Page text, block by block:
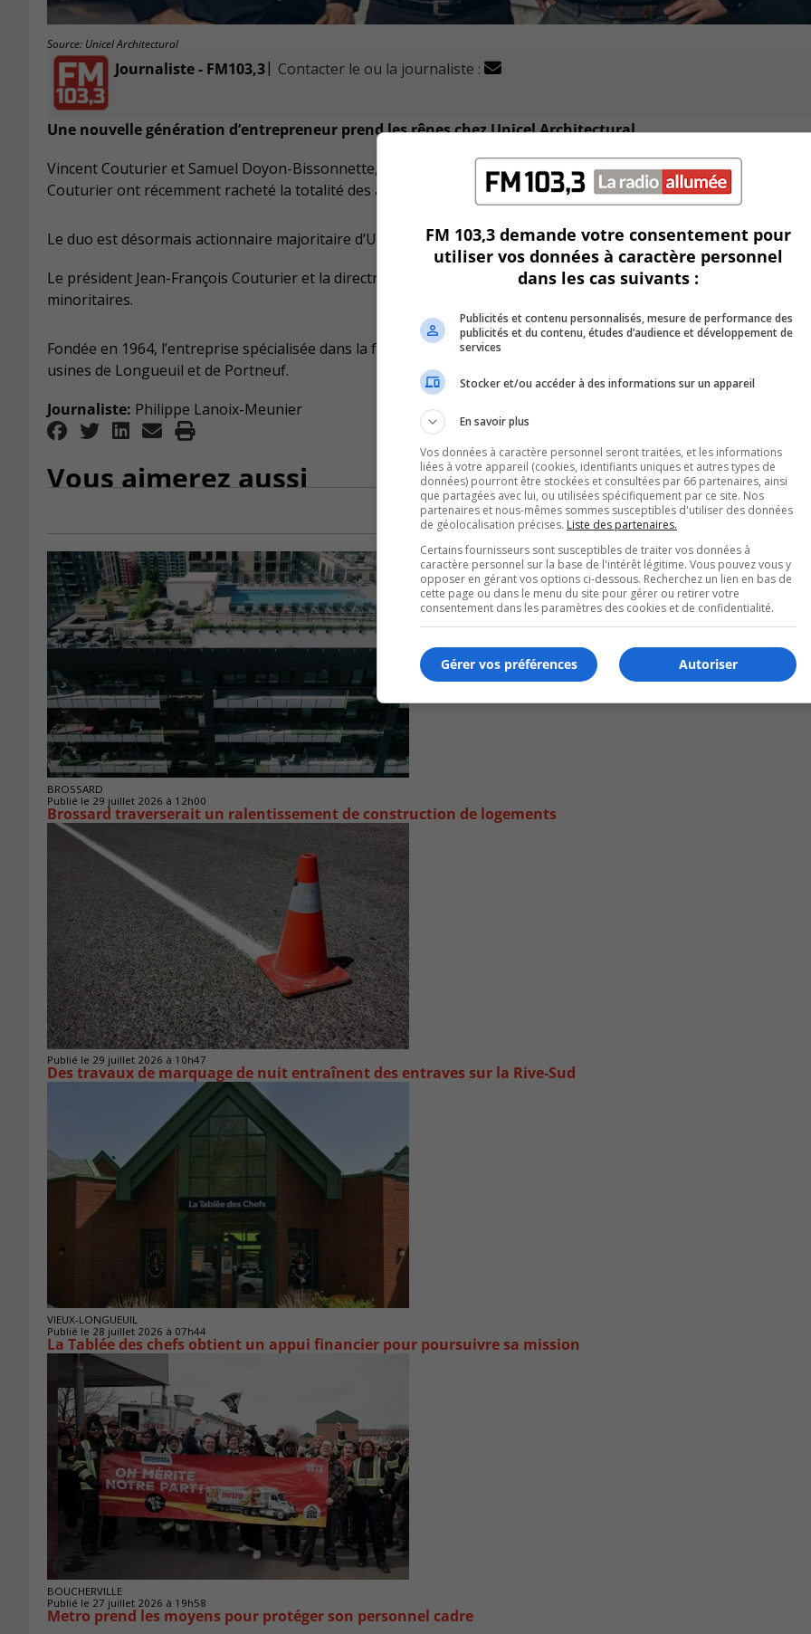
Source: Unicel Architectural
Journaliste - FM103,3| Contacter le ou la journaliste :
Une nouvelle génération d’entrepreneur prend les rênes chez Unicel Architectural.
Vincent Couturier et Samuel Doyon-Bissonnette, respectivement fils et beau-fils de l’actuel président Jean-
Couturier ont récemment racheté la totalité des actions de l’entreprise détenues par Desjardins Capital depuis
Le duo est désormais actionnaire majoritaire d’Unicel Architectual et assure ainsi la relève de l’entreprise familiale.
Le président Jean-François Couturier et la directrice des ventes, Viviane Chan, deviennent également actionnaires
minoritaires.
Fondée en 1964, l’entreprise spécialisée dans la fabrication de vitres brevetées compte près de 100 employés
usines de Longueuil et de Portneuf.
Journaliste: Philippe Lanoix-Meunier
Vous aimerez aussi
BROSSARD
Publié le 29 juillet 2026 à 12h00
Brossard traverserait un ralentissement de construction de logements
Publié le 29 juillet 2026 à 10h47
Des travaux de marquage de nuit entraînent des entraves sur la Rive-Sud
VIEUX-LONGUEUIL
Publié le 28 juillet 2026 à 07h44
La Tablée des chefs obtient un appui financier pour poursuivre sa mission
BOUCHERVILLE
Publié le 27 juillet 2026 à 19h58
Metro prend les moyens pour protéger son personnel cadre
FM 103,3 demande votre consentement pour
utiliser vos données à caractère personnel
dans les cas suivants :
Publicités et contenu personnalisés, mesure de performance des
publicités et du contenu, études d’audience et développement de
services
Stocker et/ou accéder à des informations sur un appareil
En savoir plus
Vos données à caractère personnel seront traitées, et les informations
liées à votre appareil (cookies, identifiants uniques et autres types de
données) pourront être stockées et consultées par 66 partenaires, ainsi
que partagées avec lui, ou utilisées spécifiquement par ce site. Nos
partenaires et nous-mêmes sommes susceptibles d'utiliser des données
de géolocalisation précises. Liste des partenaires.
Certains fournisseurs sont susceptibles de traiter vos données à
caractère personnel sur la base de l'intérêt légitime. Vous pouvez vous y
opposer en gérant vos options ci-dessous. Recherchez un lien en bas de
cette page ou dans le menu du site pour gérer ou retirer votre
consentement dans les paramètres des cookies et de confidentialité.
Autoriser
Gérer vos préférences